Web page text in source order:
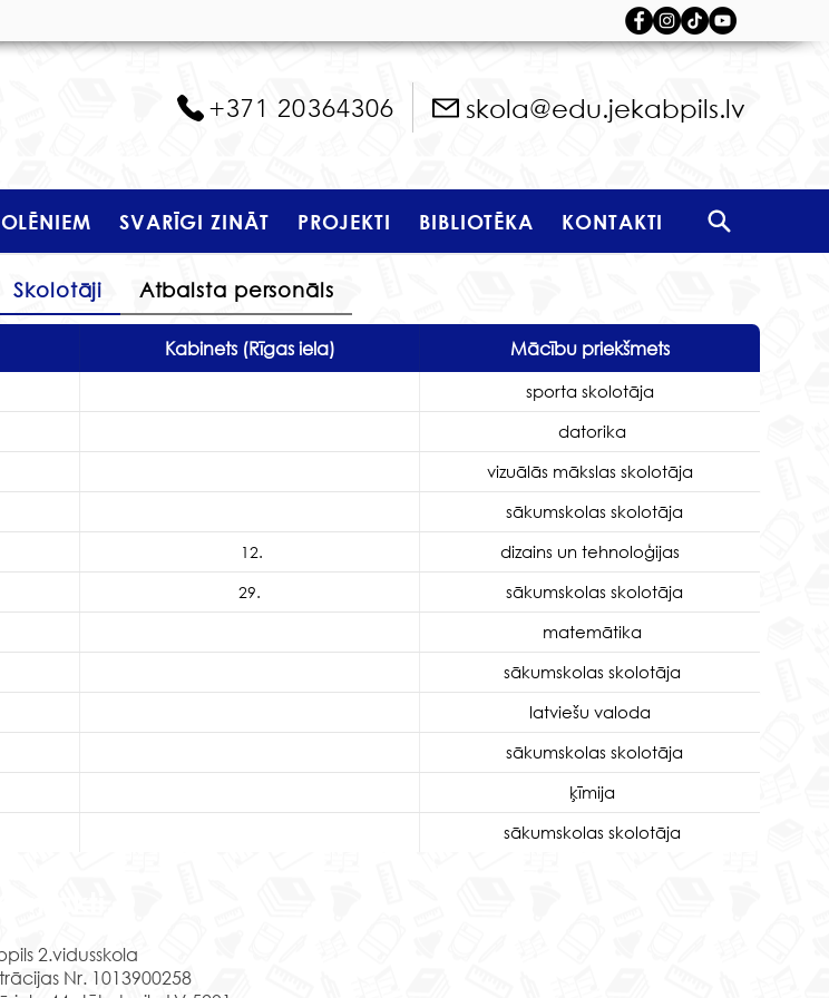
+371 20364306 skola@edu.jekabpils.lv
SVARĪGI ZINĀT PROJEKTI BIBLIOTĒKA KONTAKTI
Skolotāji Atbalsta personāls
Kabinets (Rīgas iela) Mācību priekšmets
sporta skolotāja
datorika
vizuālās mākslas skolotāja
sākumskolas skolotāja
12. dizains un tehnoloģijas
29. sākumskolas skolotāja
matemātika
sākumskolas skolotāja
latviešu valoda
sākumskolas skolotāja
ķīmija
sākumskolas skolotāja
2.vidusskola
Nr. 1013900258